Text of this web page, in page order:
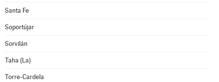
Santa Fe
Soportújar
Sorvilán
Taha (La)
Torre-Cardela